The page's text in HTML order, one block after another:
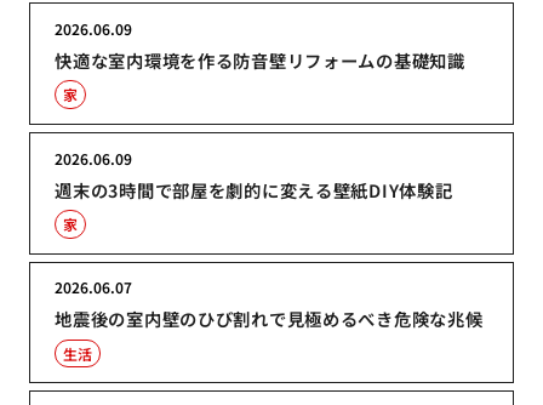
快適な室内環境を作る防音壁リフォームの基礎知識
2026.06.09
家
週末の3時間で部屋を劇的に変える壁紙DIY体験記
2026.06.09
家
地震後の室内壁のひび割れで見極めるべき危険な兆候
2026.06.07
生活